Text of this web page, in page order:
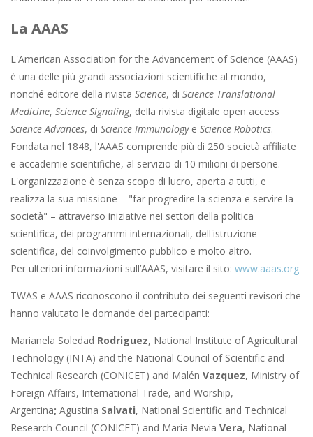
La AAAS
L'American Association for the Advancement of Science (AAAS)
è una delle più grandi associazioni scientifiche al mondo,
nonché editore della rivista Science, di Science Translational
Medicine, Science Signaling, della rivista digitale open access
Science Advances, di Science Immunologye Science Robotics.
Fondata nel 1848, l'AAAS comprende più di 250 società affiliate
e accademie scientifiche, al servizio di 10 milioni di persone.
L'organizzazione è senza scopo di lucro, aperta a tutti, e
realizza la sua missione – "far progredire la scienza e servire la
società" – attraverso iniziative nei settori della politica
scientifica, dei programmi internazionali, dell'istruzione
scientifica, del coinvolgimento pubblico e molto altro.
Per ulteriori informazioni sull’AAAS, visitare il sito: www.aaas.org
TWAS e AAAS riconoscono il contributo dei seguenti revisori che
hanno valutato le domande dei partecipanti:
Marianela Soledad Rodriguez, National Institute of Agricultural
Technology (INTA) and the National Council of Scientific and
Technical Research (CONICET) and Malén Vazquez, Ministry of
Foreign Affairs, International Trade, and Worship,
Argentina; Agustina Salvati, National Scientific and Technical
Research Council (CONICET) and Maria Nevia Vera, National